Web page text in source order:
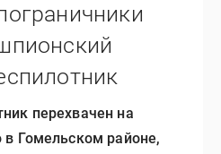
перехвачен на
в Гомельском районе,